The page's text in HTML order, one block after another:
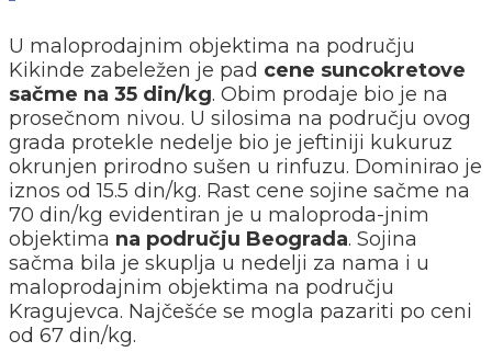
U maloprodajnim objektima na području
Kikinde zabeležen je pad cene suncokretove
sačme na 35 din/kg. Obim prodaje bio je na
prosečnom nivou. U silosima na području ovog
grada protekle nedelje bio je jeftiniji kukuruz
okrunjen prirodno sušen u rinfuzu. Dominirao je
iznos od 15.5 din/kg. Rast cene sojine sačme na
70 din/kg evidentiran je u maloproda-jnim
objektima na području Beograda. Sojina
sačma bila je skuplja u nedelji za nama i u
maloprodajnim objektima na području
Kragujevca. Najčešće se mogla pazariti po ceni
od 67 din/kg.